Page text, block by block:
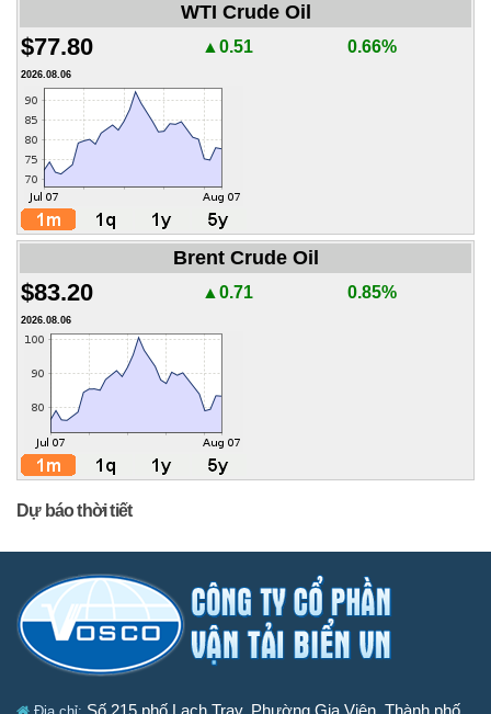
WTI Crude Oil
$77.80 ▲0.51 0.66%
2026.08.06
Brent Crude Oil
$83.20 ▲0.71 0.85%
2026.08.06
Dự báo thời tiết